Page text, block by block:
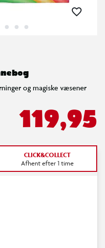
og magiske væsener
119,95
CLICK&COLLECT
Afhent efter 1 time